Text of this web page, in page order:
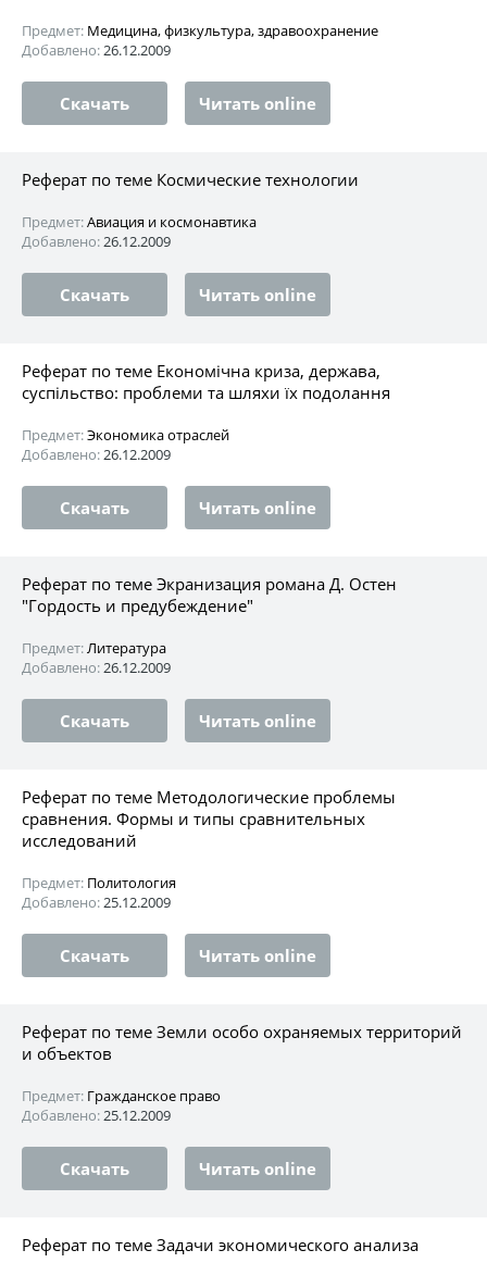
Предмет: Медицина, физкультура, здравоохранение
Добавлено:26.12.2009
Скачать Читать online
Реферат по теме Космические технологии
Предмет:Авиация и космонавтика
Добавлено:26.12.2009
Скачать Читать online
Реферат по теме Економічна криза, держава,
суспільство: проблеми та шляхи їх подолання
Предмет:Экономика отраслей
Добавлено:26.12.2009
Скачать Читать online
Реферат по теме Экранизация романа Д. Остен
"Гордость и предубеждение"
Предмет:Литература
Добавлено:26.12.2009
Скачать Читать online
Реферат по теме Методологические проблемы
сравнения. Формы и типы сравнительных
исследований
Предмет: Политология
Добавлено:25.12.2009
Скачать Читать online
Реферат по теме Земли особо охраняемых территорий
и объектов
Предмет: Гражданское право
Добавлено:25.12.2009
Скачать Читать online
Реферат по теме Задачи экономического анализа